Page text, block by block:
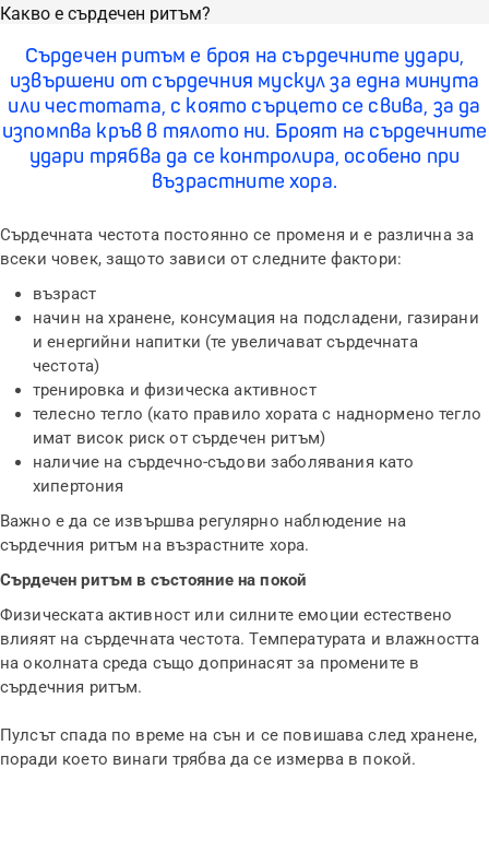
Какво е сърдечен ритъм?
Сърдечен ритъм е броя на сърдечните удари,
извършени от сърдечния мускул за една минута
или честотата, с която сърцето се свива, за да
изпомпва кръв в тялото ни. Броят на сърдечните
удари трябва да се контролира, особено при
възрастните хора.
Сърдечната честота постоянно се променя и е различна за
всеки човек, защото зависи от следните фактори:
възраст
начин на хранене, консумация на подсладени, газирани
и енергийни напитки (те увеличават сърдечната
честота)
тренировка и физическа активност
телесно тегло (като правило хората с наднормено тегло
имат висок риск от сърдечен ритъм)
наличие на сърдечно-съдови заболявания като
хипертония
Важно е да се извършва регулярно наблюдение на
сърдечния ритъм на възрастните хора.
Сърдечен ритъм в състояние на покой
Физическата активност или силните емоции естествено
влияят на сърдечната честота. Температурата и влажността
на околната среда също допринасят за промените в
сърдечния ритъм.
Пулсът спада по време на сън и се повишава след хранене,
поради което винаги трябва да се измерва в покой.